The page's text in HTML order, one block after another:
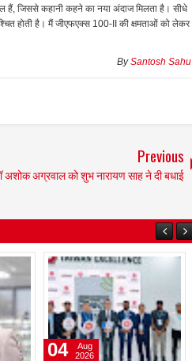
हैं, जिससे कहानी कहने का नया अंदाज मिलता है। सीधे
होती है। मैं जीएफएक्स 100-II की क्षमताओं को लेकर
BySantosh Sahu
Previous
अशोक अग्रवाल को शुभ नारायण साह ने दी बधाई
04
Aug
2026